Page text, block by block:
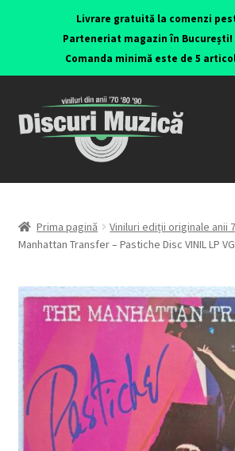
Livrare gratuită la comenzi
Parteneriat magazin în
Comanda minimă este de 5
Viniluri ediții originale anii 70-90
CD-uri originale
Echipamente
Listă produse
Oferta lunii
Prima pagină Viniluri ediții originale anii
Manhattan Transfer – Pastiche Disc VINIL LP